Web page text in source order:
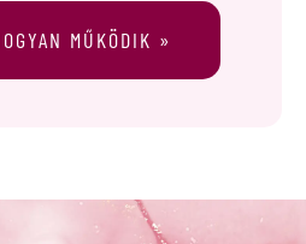
MŰKÖDIK »